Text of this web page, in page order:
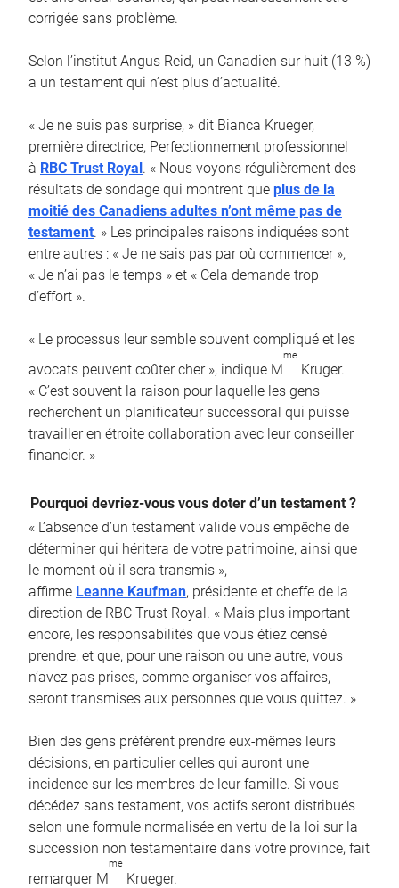
corrigée sans problème.
Selon l’institut Angus Reid, un Canadien sur huit (13 %)
a un testament qui n’est plus d’actualité.
« Je ne suis pas surprise, » dit Bianca Krueger,
première directrice, Perfectionnement professionnel
à RBC Trust Royal . « Nous voyons régulièrement des
résultats de sondage qui montrent que plus de la
moitié des Canadiens adultes n’ont même pas de
testament. » Les principales raisons indiquées sont
entre autres : « Je ne sais pas par où commencer »,
« Je n’ai pas le temps » et « Cela demande trop
d’effort ».
« Le processus leur semble souvent compliqué et les
avocats peuvent coûter cher », indique M
me
Kruger.
« C’est souvent la raison pour laquelle les gens
recherchent un planificateur successoral qui puisse
travailler en étroite collaboration avec leur conseiller
financier. »
Pourquoi devriez-vous vous doter d’un testament ?
« L’absence d’un testament valide vous empêche de
déterminer qui héritera de votre patrimoine, ainsi que
le moment où il sera transmis »,
affirme Leanne Kaufman, présidente et cheffe de la
direction de RBC Trust Royal. « Mais plus important
encore, les responsabilités que vous étiez censé
prendre, et que, pour une raison ou une autre, vous
n’avez pas prises, comme organiser vos affaires,
seront transmises aux personnes que vous quittez. »
Bien des gens préfèrent prendre eux-mêmes leurs
décisions, en particulier celles qui auront une
incidence sur les membres de leur famille. Si vous
décédez sans testament, vos actifs seront distribués
selon une formule normalisée en vertu de la loi sur la
succession non testamentaire dans votre province, fait
remarquer M
me
Krueger.